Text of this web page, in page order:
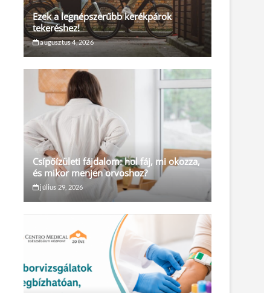
Ezek a legnépszerűbb kerékpárok
tekeréshez!
augusztus 4, 2026
Csípőízületi fájdalom: hol fáj, mi okozza,
és mikor menjen orvoshoz?
július 29, 2026